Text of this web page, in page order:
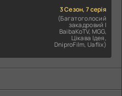
3 Сезон, 7 серія
(Багатоголосий
закадровий |
BaibaKoTV, MGG,
Цікава Ідея,
DniproFilm, Uaflix)